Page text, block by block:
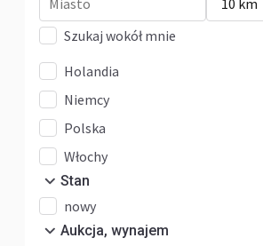
Nexxo
Travel Van
Inne
Szukaj wokół mnie
Holandia
Niemcy
Polska
Włochy
Stan
nowy
Aukcja, wynajem